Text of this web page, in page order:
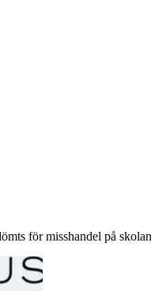
för misshandel på